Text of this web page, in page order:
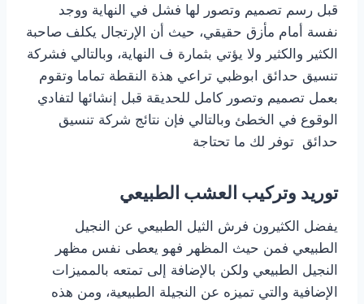
قبل رسم تصميم وتصور لها فشل في النهاية ووجد
نفسة أمام مأزق حقيقي، حيث أن الإرتجال يكلف صاحبة
الكثير والكثير ولا يؤتي بثمارة ف النهاية، وبالتالي فشركة
تنسيق حدائق ابوظبي تراعي هذة النقطة تماما وتقوم
بعمل تصميم وتصور كامل للحديقة قبل إنشائها لتفادي
الوقوع في الخطئ وبالتالي فإن نتائج شركة تنسيق
حدائق توفر لك ما تحتاجة
توريد وتركيب العشب الطبيعي
يفضل الكثيرون فرش الثيل الطبيعي عن النجيل
الطبيعي فمن حيث المظهر فهو يعطى نفس مظهر
النجيل الطبيعي ولكن بالإضافة إلى تمتعه بالمميزات
الإضافية والتي تميزه عن النجيلة الطبيعية، ومن هذه